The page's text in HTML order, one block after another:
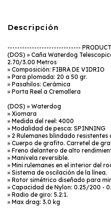
Descripción
------------------------------
(DOS) » Caña Waterdog
2.70/3.00 Metros
» Composición: FIBRA DE VIDRIO
» Para plomada: 20 a 50 gr.
» Pasahilos: Cerámica
» Porta Reel a Cremallera
(DOS) » Waterdog
» Xiomara
» Medida del reel: 4000
» Modalidad de pesca: SPINNING
» 2 Rulemanes blindado
» Cuerpo de grafito. Carretel de
» Freno delantero de alto
» Manivela reversible.
» Mini rulemanes en el interior del
» Sistema de oscilación de la línea.
» Rotor simétrico diseñado para
» Capacidad de Nylon: 0.25/200 -
» Radio de giro: 5.2:1.
» Max drag: 3.0 kg